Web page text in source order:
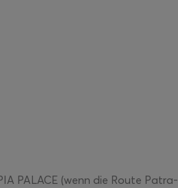
PALACE (wenn die Route Patra-